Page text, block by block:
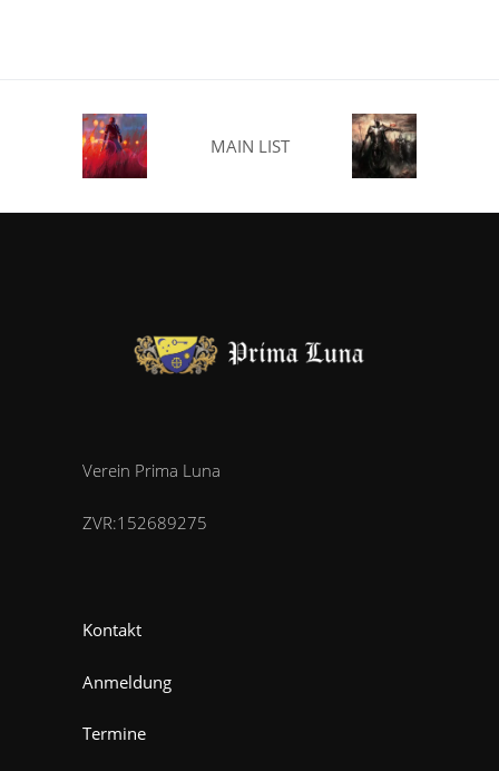
MAIN LIST
Verein Prima Luna
ZVR:152689275
Kontakt
Anmeldung
Termine